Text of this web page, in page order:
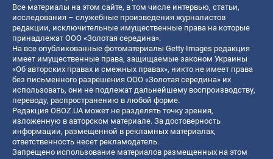
Все материалы на этом сайте, в том числе интервью, статьи,
исследования – служебные произведения журналистов
редакции, исключительные имущественные права на которые
принадлежат ООО «Золотая середина».
На все опубликованные фотоматериалы Getty Images редакция
имеет имущественные права, защищаемые законом Украины
«Об авторских правах и смежных правах», никто не имеет права
без письменного разрешения ООО «Золотая середина» их
использовать, они не подлежат дальнейшему воспроизводству,
переводу, распространению в любой форме.
Редакция OBOZ.UA может не разделять точку зрения,
изложенную в авторском материале. За достоверность
информации, размещенной в рекламных материалах,
ответственность несет рекламодатель.
Запрещено использование материалов размещенных на этом